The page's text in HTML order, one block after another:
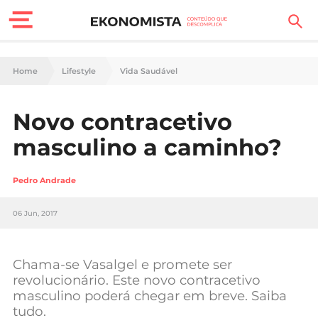
Finanças Pessoais
Carreira
Tecnologia
Negócios
Home Lifestyle Vida Saudável
Novo contracetivo
masculino a caminho?
Pedro Andrade
06 Jun, 2017
Chama-se Vasalgel e promete ser
revolucionário. Este novo contracetivo
masculino poderá chegar em breve. Saiba
tudo.